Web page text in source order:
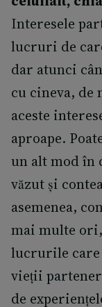
Interesele
lucruri de
dar atunci
cu cineva, de
aceste
aproape.
un alt mod în
văzut și
asemenea,
mai multe
lucrurile care
vieții
de